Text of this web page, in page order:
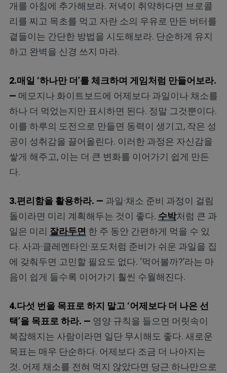
개를 아침에 추가해보라. 저녁이 취약하다면 브로콜
리를 찌고 목초를 먹고 자란 소의 우유로 만든 버터를
곁들이는 간단한 방법을 시도해보라. 단순하게 유지
하고 완벽을 신경 쓰지 마라.
2.매일 ‘하나만 더’를 체크하며 게임처럼 만들어보라.
— 메모지나 화이트보드에 어제보다 과일이나 채소를
하나 더 먹었는지만 표시하면 된다. 정말 그것뿐이다.
이를 하루의 도전으로 만들면 동력이 생기고, 작은 성
공이 성취감을 끌어올린다. 이러한 과정은 자신감을
쌓게 해주고, 이는 더 큰 변화를 이어가기 쉽게 만든
다.
3.편리함을 활용하라. — 과일·채소 준비 과정이 걸림
돌이라면 미리 계획해두는 것이 좋다. 수박처럼 큰 과
일은 미리 잘라두면 한 주 동안 간편하게 먹을 수 있
다. 사과·클레멘타인·포도처럼 준비가 쉬운 과일을 집
에 갖춰두면 고민할 필요도 없다. ‘먹어볼까?’라는 마
음이 쉽게 들수록 이어가기 훨씬 수월해진다.
4.다섯 번을 목표로 하지 말고 ‘어제보다 더 나은 선
택’을 목표로 하라. — 영양 규칙을 들으면 머릿속이
복잡해지는 사람이라면 일단 무시해도 좋다. 새로운
목표는 매우 단순하다. 어제보다 조금 더 나아지는
것. 어제 채소를 전혀 먹지 않았다면 당근 하나만으로